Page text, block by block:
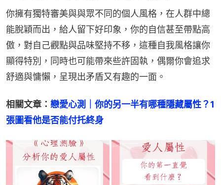
你擁有獨特審美與與眾不同的個人風格，在人群中總
能脫穎而出，給人留下好印象，你的自信甚至帶點高
傲，對自己觀點與品味堅持不移，這種自我風格讓你
顯得特別，同時也可能帶來些許固執，偶爾你會追求
舒適與慵懶，呈現出矛盾又有趣的一面。
相關文章： 戀愛心測｜你的另一半有哪種隱藏屬性？1
張圖看他是否能付托終身